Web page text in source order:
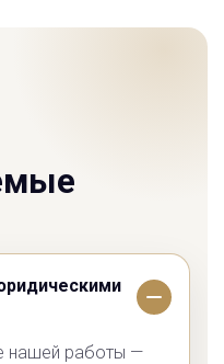
нашей работы —